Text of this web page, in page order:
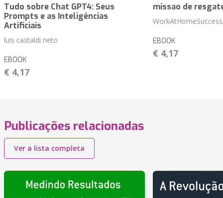
Tudo sobre Chat GPT4: Seus
Prompts e as Inteligências
Artificiais
luis castaldi neto
EBOOK
€ 4,17
missao de
EBOOK
€ 4,17
Publicações relacionadas
Ver a lista completa